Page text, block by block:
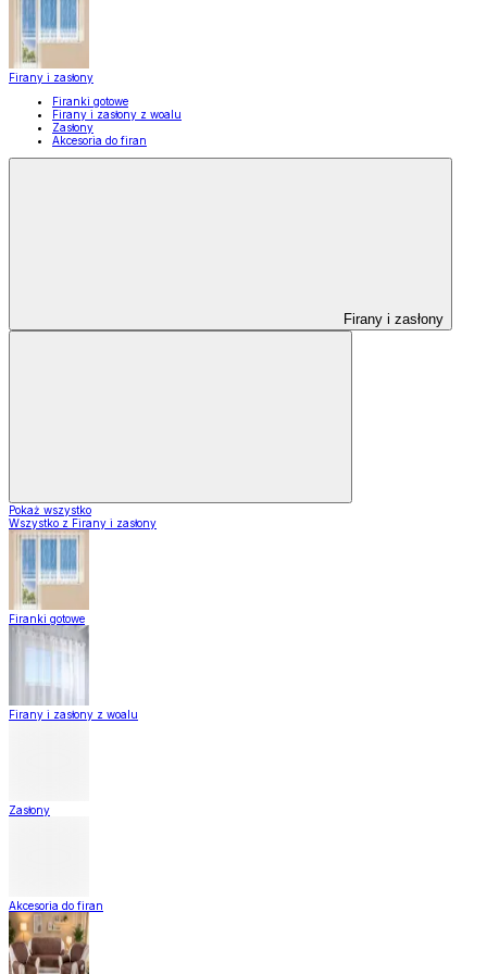
Firany i zasłony
Firanki gotowe
Firany i zasłony z woalu
Zasłony
Akcesoria do firan
Firany i zasłony
Pokaż wszystko
Wszystko z Firany i zasłony
Firanki gotowe
Firany i zasłony z woalu
Zasłony
Akcesoria do firan